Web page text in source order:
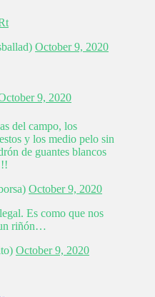
October 9, 2020
9, 2020
del campo, los
y los medio pelo sin
de guantes blancos
October 9, 2020
Es como que nos
riñón…
October 9, 2020